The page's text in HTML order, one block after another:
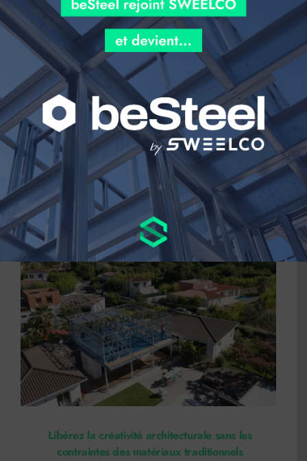
Constructeurs de maisons individuelles : Des
solutions innovantes pour surmonter les défis
actuels
Libérez la créativité architecturale sans les
contraintes des matériaux traditionnels